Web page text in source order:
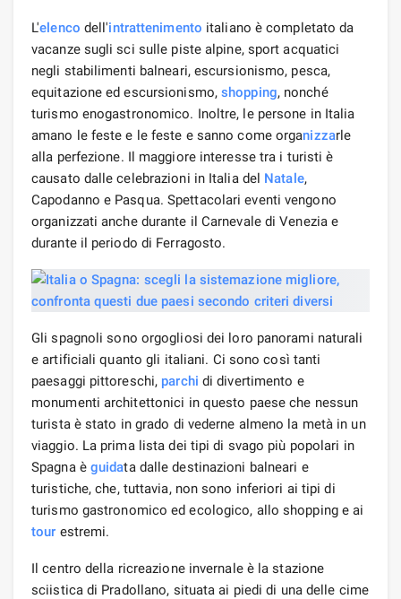
L'elenco dell'intrattenimento italiano è completato da
vacanze sugli sci sulle piste alpine, sport acquatici
negli stabilimenti balneari, escursionismo, pesca,
equitazione ed escursionismo,shopping, nonché
turismo enogastronomico. Inoltre, le persone in Italia
amano le feste e le feste e sanno come organizzarle
alla perfezione. Il maggiore interesse tra i turisti è
causato dalle celebrazioni in Italia del Natale,
Capodanno e Pasqua. Spettacolari eventi vengono
organizzati anche durante il Carnevale di Venezia e
durante il periodo di Ferragosto.
Gli spagnoli sono orgogliosi dei loro panorami naturali
e artificiali quanto gli italiani. Ci sono così tanti
paesaggi pittoreschi, parchi di divertimento e
monumenti architettonici in questo paese che nessun
turista è stato in grado di vederne almeno la metà in un
viaggio. La prima lista dei tipi di svago più popolari in
Spagna è guidata dalle destinazioni balneari e
turistiche, che, tuttavia, non sono inferiori ai tipi di
turismo gastronomico ed ecologico, allo shopping e ai
tour estremi.
Il centro della ricreazione invernale è la stazione
sciistica di Pradollano, situata ai piedi di una delle cime